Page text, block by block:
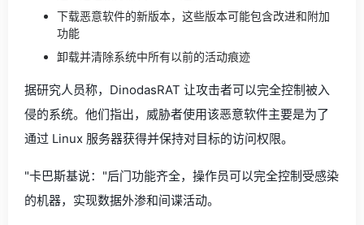
下载恶意软件的新版本，这些版本可能包含改进和附加
功能
卸载并清除系统中所有以前的活动痕迹
据研究人员称，DinodasRAT 让攻击者可以完全控制被入
侵的系统。他们指出，威胁者使用该恶意软件主要是为了
通过 Linux 服务器获得并保持对目标的访问权限。
"卡巴斯基说："后门功能齐全，操作员可以完全控制受感染
的机器，实现数据外渗和间谍活动。